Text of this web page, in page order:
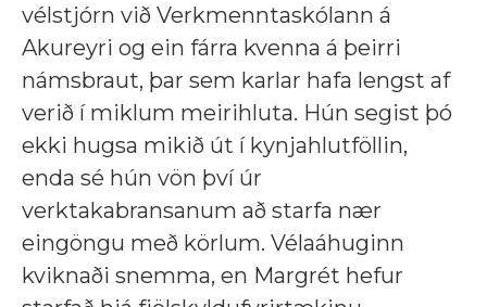
vélstjórn við Verkmenntaskólann á
Akureyri og ein fárra kvenna á þeirri
námsbraut, þar sem karlar hafa lengst af
verið í miklum meirihluta. Hún segist þó
ekki hugsa mikið út í kynjahlutföllin,
enda sé hún vön því úr
verktakabransanum að starfa nær
eingöngu með körlum. Vélaáhuginn
kviknaði snemma, en Margrét hefur